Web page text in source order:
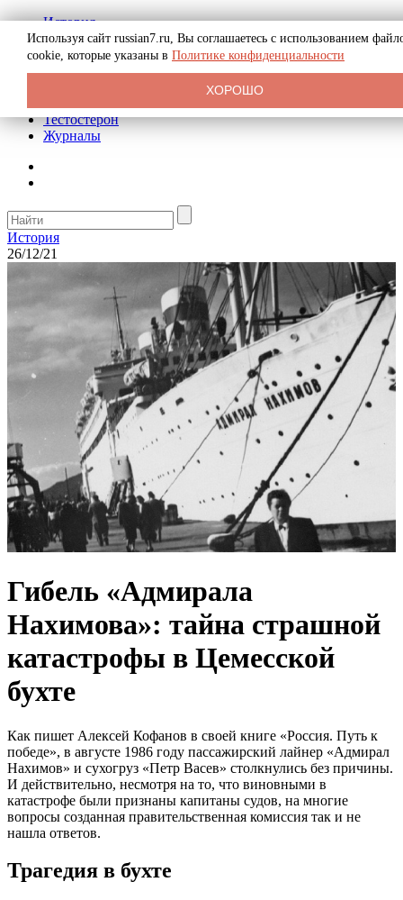
История
Биография
Криминал
Реклама на сайте
Тестостерон
Журналы
История
26/12/21
Гибель «Адмирала
Нахимова»: тайна страшной
катастрофы в Цемесской
бухте
Как пишет Алексей Кофанов в своей книге «Россия. Путь к
победе», в августе 1986 году пассажирский лайнер «Адмирал
Нахимов» и сухогруз «Петр Васев» столкнулись без причины.
И действительно, несмотря на то, что виновными в
катастрофе были признаны капитаны судов, на многие
вопросы созданная правительственная комиссия так и не
нашла ответов.
Трагедия в бухте
Используя сайт russian7.ru, Вы соглашаетесь с использованием
cookie, которые указаны в Политике конфиденциальности
ХОРОШО